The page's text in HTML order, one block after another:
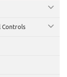
Controls